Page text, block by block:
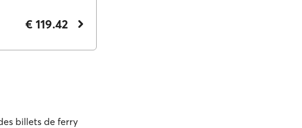
€ 119.42
billets de ferry